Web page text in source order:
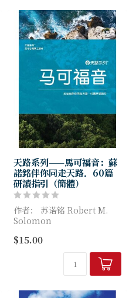
天路系列——馬可福音：蘇
諾銘伴你同走天路．60篇
研讀指引（簡體）
作者： 苏诺铭 Robert M.
Solomon
在这本天路系列的马可福音，
我们将透过作者苏诺铭，更深
入地探索这卷福音书，并且惊
讶于耶稣基督这位仆人君王...
$15.00